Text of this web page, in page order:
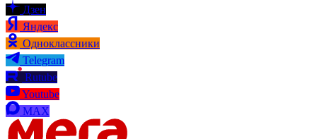
Дзен
Яндекс
Одноклассники
Telegram
Rutube
Youtube
MAX